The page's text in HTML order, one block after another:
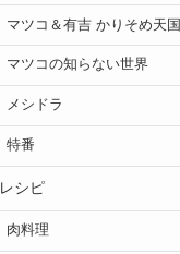
マツコ＆有吉 かりそめ天国
マツコの知らない世界
メシドラ
特番
レシピ
肉料理